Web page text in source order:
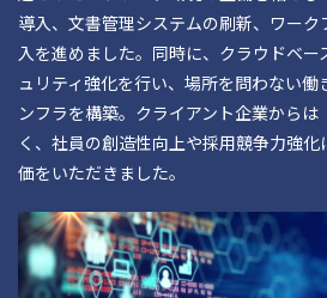
導入、文書管理システムの刷新、ワー
入を進めました。同時に、クラウドベ
ュリティ強化を行い、場所を問わない働
ンフラを構築。クライアント企業からは
く、社員の創造性向上や採用競争力強
価をいただきました。